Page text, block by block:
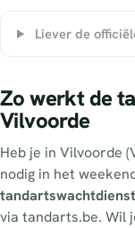
Liever de
Zo werkt de
Vilvoorde
Heb je in Vilvoorde
nodig in het
tandartswachtdienst
via tandarts.be. Wil